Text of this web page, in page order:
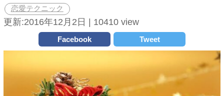
恋愛テクニック
更新:2016年12月2日 | 10410 view
Facebook Tweet